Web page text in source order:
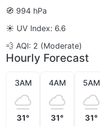
🧭 994 hPa
☀️ UV Index: 6.6
💨 AQI: 2 (Moderate)
Hourly Forecast
3AM
31°
4AM
31°
5AM
31°